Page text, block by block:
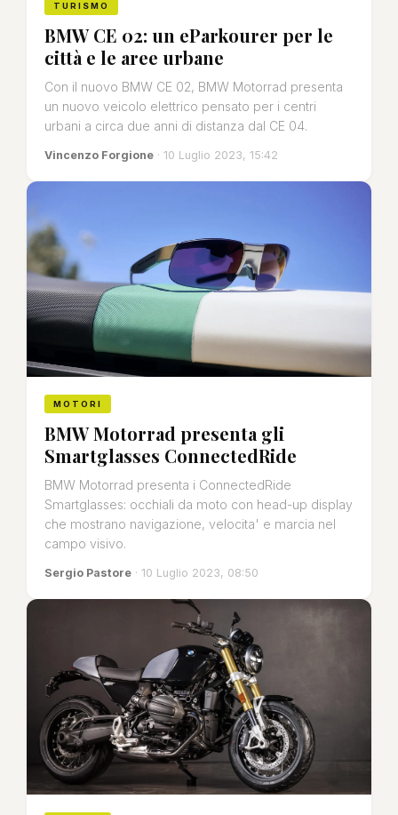
TURISMO
BMW CE 02: un eParkourer per le
città e le aree urbane
Con il nuovo BMW CE 02, BMW Motorrad presenta
un nuovo veicolo elettrico pensato per i centri
urbani a circa due anni di distanza dal CE 04.
Vincenzo Forgione · 10 Luglio 2023, 15:42
MOTORI
BMW Motorrad presenta gli
Smartglasses ConnectedRide
BMW Motorrad presenta i ConnectedRide
Smartglasses: occhiali da moto con head-up display
che mostrano navigazione, velocita' e marcia nel
campo visivo.
Sergio Pastore · 10 Luglio 2023, 08:50